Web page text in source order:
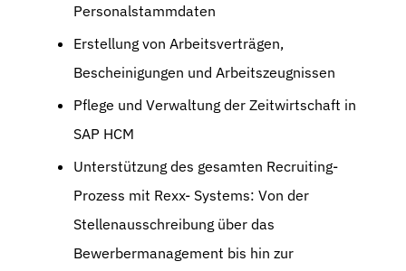
Personalstammdaten
Erstellung von Arbeitsverträgen,
Bescheinigungen und Arbeitszeugnissen
Pflege und Verwaltung der Zeitwirtschaft in
SAP HCM
Unterstützung des gesamten Recruiting-
Prozess mit Rexx- Systems: Von der
Stellenausschreibung über das
Bewerbermanagement bis hin zur